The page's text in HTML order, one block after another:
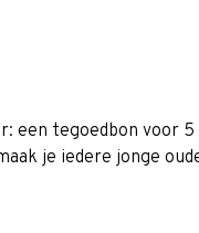
tegoedbon voor
je iedere jonge